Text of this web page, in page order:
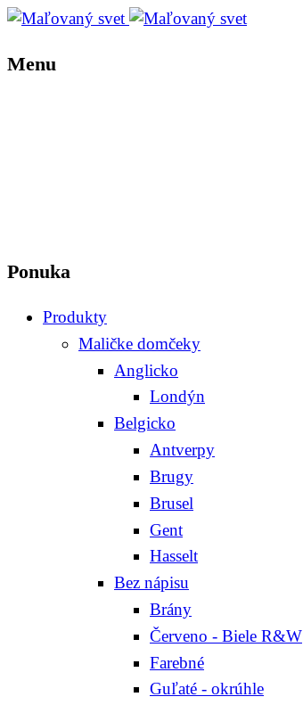
Menu
Ponuka
Produkty
Maličke domčeky
Anglicko
Londýn
Belgicko
Antverpy
Brugy
Brusel
Gent
Hasselt
Bez nápisu
Brány
Červeno - Biele R&W
Farebné
Guľaté - okrúhle